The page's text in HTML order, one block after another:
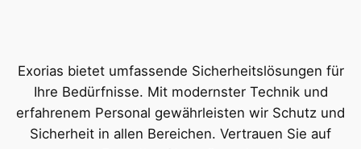
Exorias bietet umfassende Sicherheitslösungen für
Ihre Bedürfnisse. Mit modernster Technik und
erfahrenem Personal gewährleisten wir Schutz und
Sicherheit in allen Bereichen. Vertrauen Sie auf